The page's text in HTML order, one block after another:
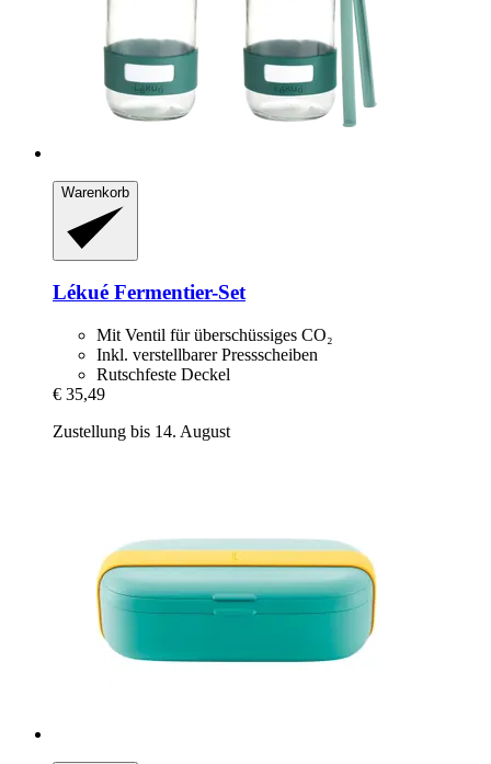
Warenkorb
Lékué Fermentier-​Set
Mit Ventil für überschüssiges CO₂
Inkl. verstellbarer Pressscheiben
Rutschfeste Deckel
€ 35,49
Zustellung bis 14. August